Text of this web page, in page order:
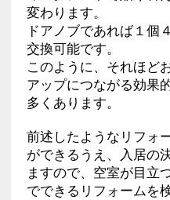
変わります。
ドアノブであれば１個
交換可能です。
このように、それほど
アップにつながる効果
多くあります。
前述したようなリフォ
ができるうえ、入居の
ますので、空室が目立
でできるリフォームを